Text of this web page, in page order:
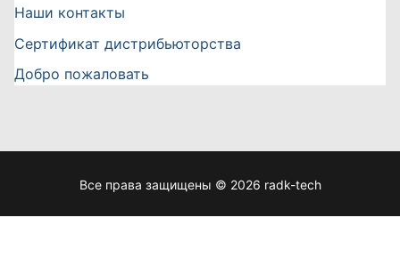
Наши контакты
Сертификат дистрибьюторства
Добро пожаловать
Все права защищены © 2026 radk-tech